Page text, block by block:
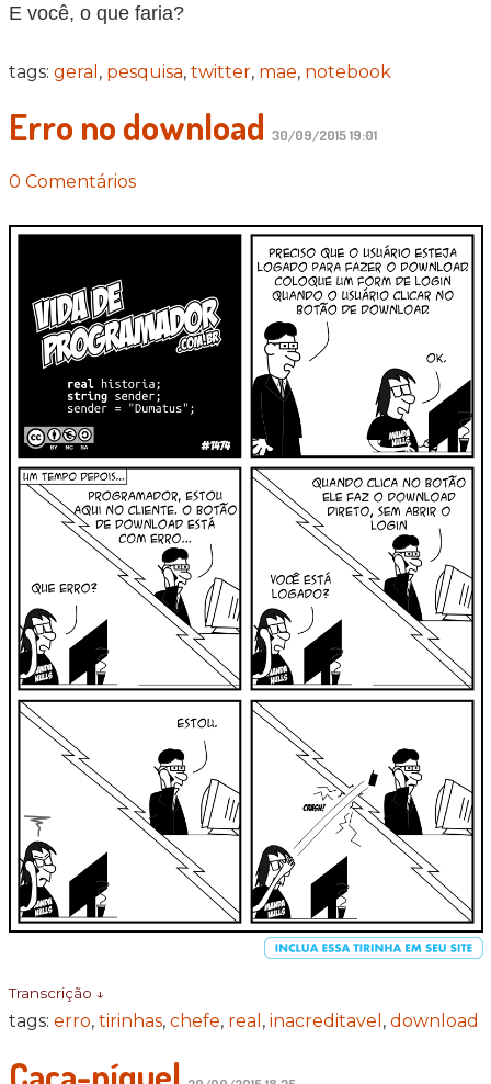
E você, o que faria?
tags: geral , pesquisa, twitter, mae, notebook
Erro no download 30/09/2015 19:01
0 Comentários
Transcrição ↓
tags: erro, tirinhas, chefe, real , inacreditavel , download